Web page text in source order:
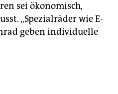
sei ökonomisch,
„Spezialräder wie E-
geben individuelle